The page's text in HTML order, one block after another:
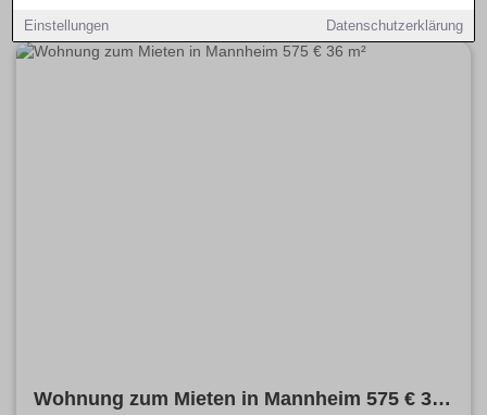
Einstellungen Datenschutzerklärung
Wohnung zum Mieten in Mannheim 575 € 36